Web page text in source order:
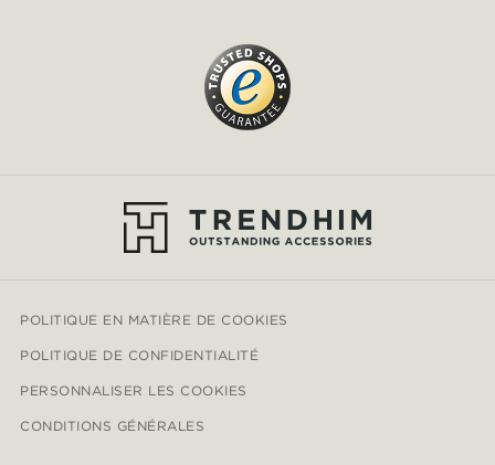
POLITIQUE EN MATIÈRE DE COOKIES
POLITIQUE DE CONFIDENTIALITÉ
PERSONNALISER LES COOKIES
CONDITIONS GÉNÉRALES